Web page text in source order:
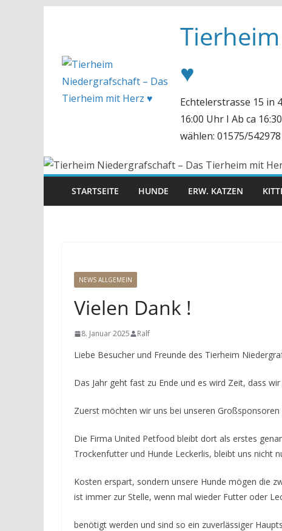
♥
Echtelerstrasse 15 in
16:00 Uhr I Ab ca
wählen: 01575/
STARTSEITE HUNDE ERW. KATZEN
NEWS ALLGEMEIN
Vielen Dank !
8. Januar 2025 Ralf
Liebe Besucher und Freunde des Tierheim
Das Jahr geht fast zu Ende und es wird Zeit, dass
Zuerst möchten wir uns bei unseren Großsponsoren
Die Firma United Petfood bleibt dort als erstes
Trockenfutter und Hunde Leckerlis, bleibt uns nicht
Kosten erspart, sondern unsere Hunde mögen die
ist immer zur Stelle, wenn mal wieder Futter oder
benötigt werden und sind so ein zuverlässiger